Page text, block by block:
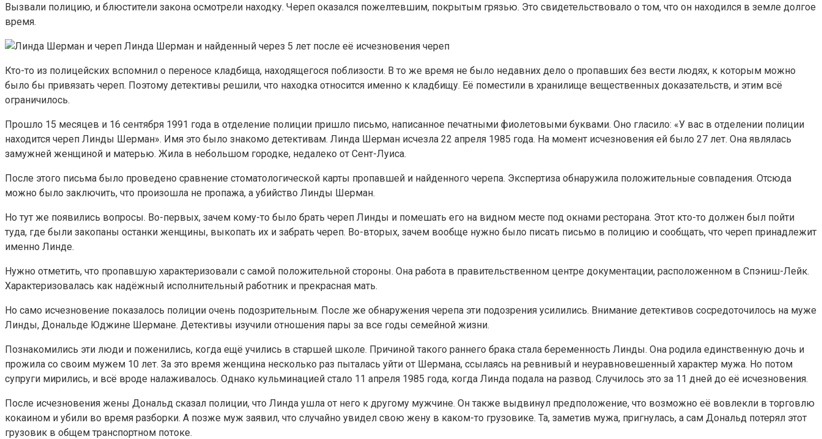
Вызвали полицию, и блюстители закона осмотрели находку. Череп оказался пожелтевшим, покрытым грязью. Это свидетельствовало о том, что он находился в земле долгое
время.
Линда Шерман и найденный через 5 лет после её исчезновения череп
Кто-то из полицейских вспомнил о переносе кладбища, находящегося поблизости. В то же время не было недавних дело о пропавших без вести людях, к которым можно
было бы привязать череп. Поэтому детективы решили, что находка относится именно к кладбищу. Её поместили в хранилище вещественных доказательств, и этим всё
ограничилось.
Прошло 15 месяцев и 16 сентября 1991 года в отделение полиции пришло письмо, написанное печатными фиолетовыми буквами. Оно гласило: «У вас в отделении полиции
находится череп Линды Шерман». Имя это было знакомо детективам. Линда Шерман исчезла 22 апреля 1985 года. На момент исчезновения ей было 27 лет. Она являлась
замужней женщиной и матерью. Жила в небольшом городке, недалеко от Сент-Луиса.
После этого письма было проведено сравнение стоматологической карты пропавшей и найденного черепа. Экспертиза обнаружила положительные совпадения. Отсюда
можно было заключить, что произошла не пропажа, а убийство Линды Шерман.
Но тут же появились вопросы. Во-первых, зачем кому-то было брать череп Линды и помешать его на видном месте под окнами ресторана. Этот кто-то должен был пойти
туда, где были закопаны останки женщины, выкопать их и забрать череп. Во-вторых, зачем вообще нужно было писать письмо в полицию и сообщать, что череп принадлежит
именно Линде.
Нужно отметить, что пропавшую характеризовали с самой положительной стороны. Она работа в правительственном центре документации, расположенном в Спэниш-Лейк.
Характеризовалась как надёжный исполнительный работник и прекрасная мать.
Но само исчезновение показалось полиции очень подозрительным. После же обнаружения черепа эти подозрения усилились. Внимание детективов сосредоточилось на муже
Линды, Дональде Юджине Шермане. Детективы изучили отношения пары за все годы семейной жизни.
Познакомились эти люди и поженились, когда ещё учились в старшей школе. Причиной такого раннего брака стала беременность Линды. Она родила единственную дочь и
прожила со своим мужем 10 лет. За это время женщина несколько раз пыталась уйти от Шермана, ссылаясь на ревнивый и неуравновешенный характер мужа. Но потом
супруги мирились, и всё вроде налаживалось. Однако кульминацией стало 11 апреля 1985 года, когда Линда подала на развод. Случилось это за 11 дней до её исчезновения.
После исчезновения жены Дональд сказал полиции, что Линда ушла от него к другому мужчине. Он также выдвинул предположение, что возможно её вовлекли в торговлю
кокаином и убили во время разборки. А позже муж заявил, что случайно увидел свою жену в каком-то грузовике. Та, заметив мужа, пригнулась, а сам Дональд потерял этот
грузовик в общем транспортном потоке.